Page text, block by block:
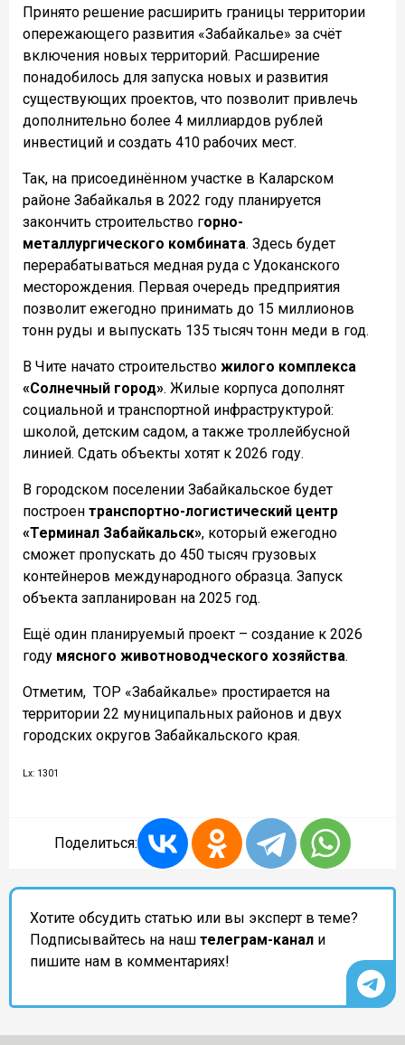
Принято решение расширить границы территории
опережающего развития «Забайкалье» за счёт
включения новых территорий. Расширение
понадобилось для запуска новых и развития
существующих проектов, что позволит привлечь
дополнительно более 4 миллиардов рублей
инвестиций и создать 410 рабочих мест.
Так, на присоединённом участке в Каларском
районе Забайкалья в 2022 году планируется
закончить строительство горно-
металлургического комбината. Здесь будет
перерабатываться медная руда с Удоканского
месторождения. Первая очередь предприятия
позволит ежегодно принимать до 15 миллионов
тонн руды и выпускать 135 тысяч тонн меди в год.
В Чите начато строительство жилого комплекса
«Солнечный город». Жилые корпуса дополнят
социальной и транспортной инфраструктурой:
школой, детским садом, а также троллейбусной
линией. Сдать объекты хотят к 2026 году.
В городском поселении Забайкальское будет
построен транспортно-логистический центр
«Терминал Забайкальск», который ежегодно
сможет пропускать до 450 тысяч грузовых
контейнеров международного образца. Запуск
объекта запланирован на 2025 год.
Ещё один планируемый проект – создание к 2026
году мясного животноводческого хозяйства.
Отметим, ТОР «Забайкалье» простирается на
территории 22 муниципальных районов и двух
городских округов Забайкальского края.
Lx: 1301
Поделиться:
Хотите обсудить статью или вы эксперт в теме?
Подписывайтесь на наш телеграм-канал и
пишите нам в комментариях!